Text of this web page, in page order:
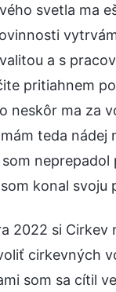
svetla ma
a s
pritiahnem
neskôr ma za
teda nádej
neprepadol
konal svoju
2022 si Cirkev
cirkevných
som sa cítil